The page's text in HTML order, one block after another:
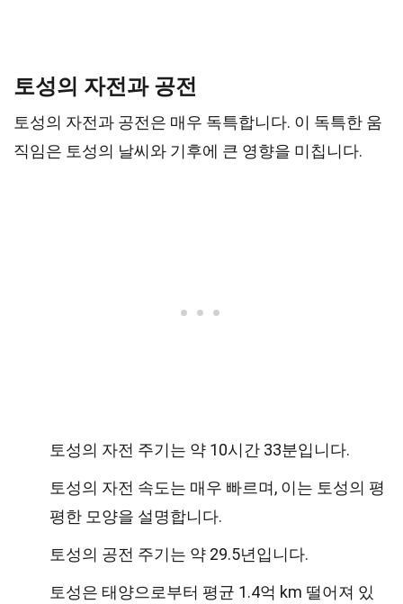
토성의 자전과 공전
토성의 자전과 공전은 매우 독특합니다. 이 독특한 움
직임은 토성의 날씨와 기후에 큰 영향을 미칩니다.
토성의 자전 주기는 약 10시간 33분입니다.
토성의 자전 속도는 매우 빠르며, 이는 토성의 평
평한 모양을 설명합니다.
토성의 공전 주기는 약 29.5년입니다.
토성은 태양으로부터 평균 1.4억 km 떨어져 있